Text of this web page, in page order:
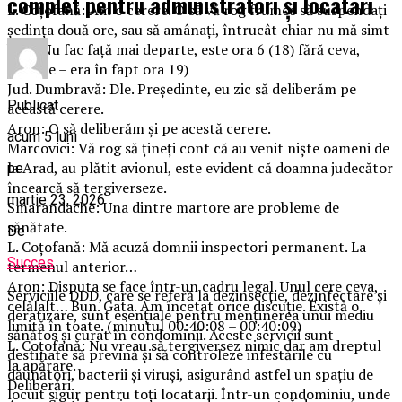
L. Coțofană: Am o cerere. O să vă rog frumos să suspendați
ședința două ore, sau să amânați, întrucât chiar nu mă simt
bine. Nu fac față mai departe, este ora 6 (18) fără ceva,
(Eroare – era în fapt ora 19)
Jud. Dumbravă: Dle. Președinte, eu zic să deliberăm pe
această cerere.
Aron: O să deliberăm și pe acestă cerere.
Marcovici: Vă rog să țineți cont că au venit niște oameni de
la Arad, au plătit avionul, este evident că doamna judecător
încearcă să tergiverseze.
Smarandache: Una dintre martore are probleme de
sănătate.
L. Coțofană: Mă acuză domnii inspectori permanent. La
termenul anterior…
Aron: Disputa se face într-un cadru legal. Unul cere ceva,
celălalt… Bun. Gata. Am încetat orice discuție. Există o
limită în toate. (minutul 00:40:08 – 00:40:09)
L. Coțofană: Nu vreau să tergiversez nimic dar am dreptul
la apărare.
Deliberări.
Publicat
acum 5 luni
pe
martie 23, 2026
De
Succes
Serviciile DDD, care se referă la dezinsecție, dezinfectare și
deratizare, sunt esențiale pentru menținerea unui mediu
sănătos și curat în condominii. Aceste servicii sunt
destinate să prevină și să controleze infestările cu
dăunători, bacterii și viruși, asigurând astfel un spațiu de
locuit sigur pentru toți locatarii. Într-un condominiu, unde